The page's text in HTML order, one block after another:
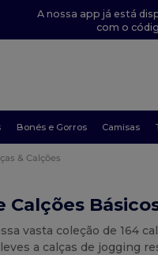
A nossa app já está
com o
Bonés e Gorros Camisas
& Calções
Calções
vasta coleção de 164
a calças de jogging